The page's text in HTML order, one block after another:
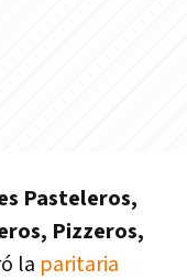
Pasteleros,
Pizzeros,
la paritaria